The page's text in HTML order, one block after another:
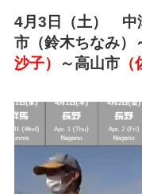
4月3日（土） 中
市（鈴木ちなみ）
沙子）
～高山市（